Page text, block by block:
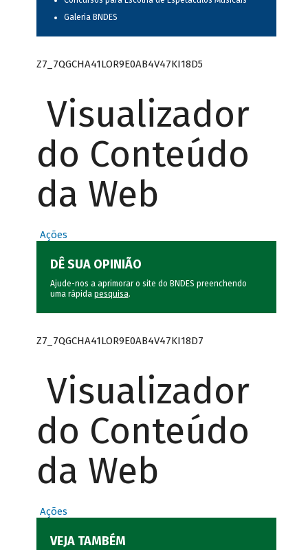
Galeria BNDES
Z7_7QGCHA41LOR9E0AB4V47KI18D5
Visualizador
do Conteúdo
da Web
Ações
DÊ SUA OPINIÃO
Ajude-nos a aprimorar o site do BNDES preenchendo
uma rápida pesquisa.
Z7_7QGCHA41LOR9E0AB4V47KI18D7
Visualizador
do Conteúdo
da Web
Ações
VEJA TAMBÉM